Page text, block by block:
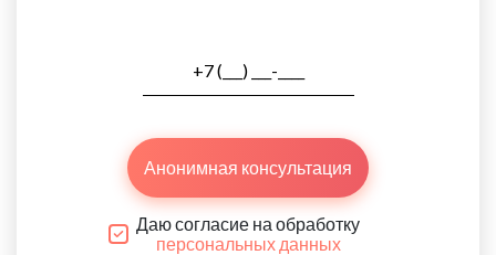
Анонимная консультация
Даю согласие на обработку
персональных данных